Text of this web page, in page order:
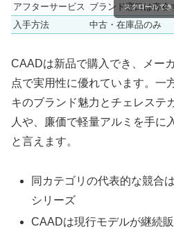
アフターサービス ブランド窓口は存在
入手方法
中古・在庫品のみ
スクロールでき
CAADは新品で購入でき、メー
点で実用性に優れています。一
キのブランド魅力とチェレステ
人や、廉価で軽量アルミを手に
と言えます。
同カテゴリの代表的な競合
シリーズ
CAADは現行モデルが継続